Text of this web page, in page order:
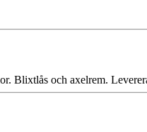
och axelrem.